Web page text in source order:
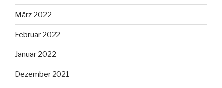
März 2022
Februar 2022
Januar 2022
Dezember 2021